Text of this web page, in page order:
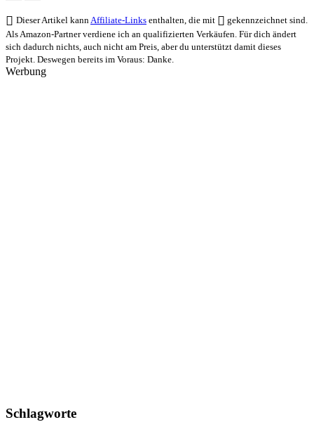
Dieser Artikel kannAffiliate-Links enthalten, die mit
gekennzeichnet sind.
Als Amazon-Partner verdiene ich an qualifizierten Verkäufen. Für dich ändert
sich dadurch nichts, auch nicht am Preis, aber du unterstützt damit dieses
Projekt. Deswegen bereits im Voraus: Danke.
Werbung
Schlagworte